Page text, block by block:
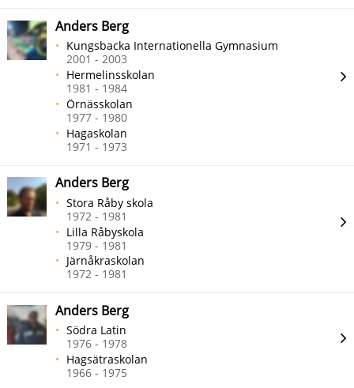
Anders Berg
Kungsbacka Internationella Gymnasium
2001 - 2003
Hermelinsskolan
1981 - 1984
Örnässkolan
1977 - 1980
Hagaskolan
1971 - 1973
Anders Berg
Stora Råby skola
1972 - 1981
Lilla Råbyskola
1979 - 1981
Järnåkraskolan
1972 - 1981
Anders Berg
Södra Latin
1976 - 1978
Hagsätraskolan
1966 - 1975